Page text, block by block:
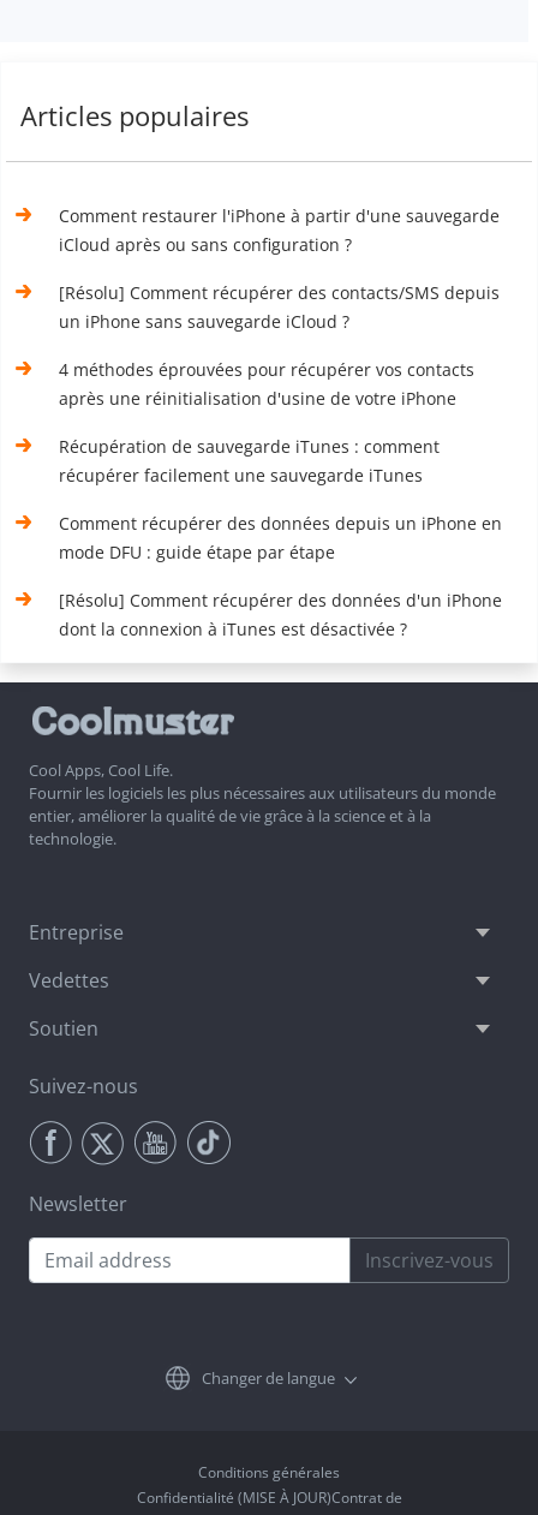
Articles populaires
Comment restaurer l'iPhone à partir d'une sauvegarde
iCloud après ou sans configuration ?
[Résolu] Comment récupérer des contacts/SMS depuis
un iPhone sans sauvegarde iCloud ?
4 méthodes éprouvées pour récupérer vos contacts
après une réinitialisation d'usine de votre iPhone
Récupération de sauvegarde iTunes : comment
récupérer facilement une sauvegarde iTunes
Comment récupérer des données depuis un iPhone en
mode DFU : guide étape par étape
[Résolu] Comment récupérer des données d'un iPhone
dont la connexion à iTunes est désactivée ?
Cool Apps, Cool Life.
Fournir les logiciels les plus nécessaires aux utilisateurs du monde
entier, améliorer la qualité de vie grâce à la science et à la
technologie.
Entreprise
Vedettes
Soutien
Suivez-nous
Newsletter
Inscrivez-vous
Changer de langue
Conditions générales
Confidentialité (MISE À JOUR)Contrat de